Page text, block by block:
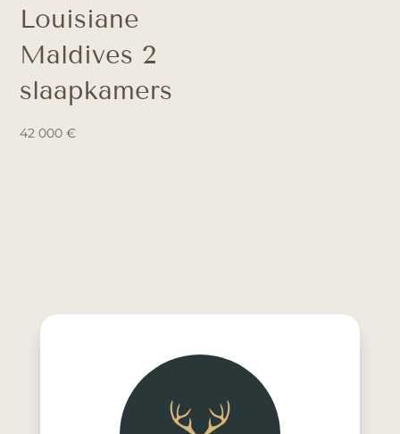
Louisiane
Maldives 2
slaapkamers
42 000€